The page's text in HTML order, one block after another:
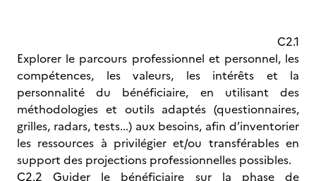
C2.1
Explorer le parcours professionnel et personnel, les
compétences, les valeurs, les intérêts et la
personnalité du bénéficiaire, en utilisant des
méthodologies et outils adaptés (questionnaires,
grilles, radars, tests...) aux besoins, afin d’inventorier
les ressources à privilégier et/ou transférables en
support des projections professionnelles possibles.
C2.2 Guider le bénéficiaire sur la phase de